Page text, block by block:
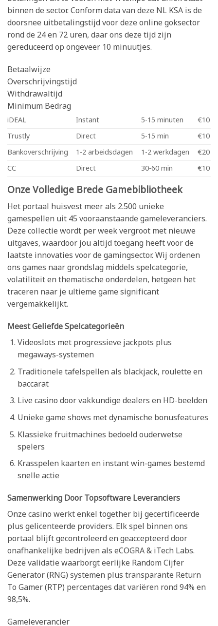
binnen de sector. Conform data van deze NL KSA is de
doorsnee uitbetalingstijd voor deze online goksector
rond de 24 en 72 uren, daar ons deze tijd zijn
gereduceerd op ongeveer 10 minuutjes.
Betaalwijze
Overschrijvingstijd
Withdrawaltijd
Minimum Bedrag
iDEAL Instant 5-15 minuten
€10
Trustly
Direct 5-15 min
€10
Bankoverschrijving
1-2 arbeidsdagen 1-2 werkdagen
€20
CC
Direct 30-60 min €10
Onze Volledige Brede Gamebibliotheek
Het portaal huisvest meer als 2.500 unieke
gamespellen uit 45 vooraanstaande gameleveranciers.
Deze collectie wordt per week vergroot met nieuwe
uitgaves, waardoor jou altijd toegang heeft voor de
laatste innovaties voor de gamingsector. Wij ordenen
ons games naar grondslag middels spelcategorie,
volatiliteit en thematische onderdelen, hetgeen het
traceren naar je ultieme game significant
vergemakkelijkt.
Meest Geliefde Spelcategorieën
Videoslots met progressieve jackpots plus
megaways-systemen
Traditionele tafelspellen als blackjack, roulette en
baccarat
Live casino door vakkundige dealers en HD-beelden
Unieke game shows met dynamische bonusfeatures
Klassieke fruitmachines bedoeld ouderwetse
spelers
Krasspelen kaarten en instant win-games bestemd
snelle actie
Samenwerking Door Topsoftware Leveranciers
Onze casino werkt enkel together bij gecertificeerde
plus gelicenteerde providers. Elk spel binnen ons
portaal blijft gecontroleerd en geaccepteerd door
onafhankelijke bedrijven als eCOGRA & iTech Labs.
Deze validatie waarborgt eerlijke Random Cijfer
Generator (RNG) systemen plus transparante Return
To Gamer (RTP) percentages dat variëren rond 94% en
98,5%.
Gameleverancier